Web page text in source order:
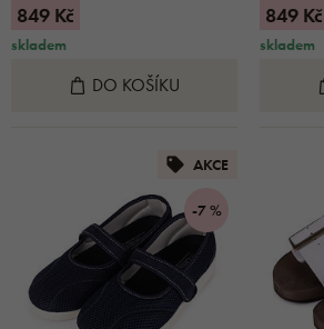
849 Kč
skladem
DO KOŠÍKU
849 Kč
skladem
AKCE
-7 %